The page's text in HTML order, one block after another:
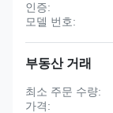
인증:
모델 번호:
부동산 거래
최소 주문 수량:
가격: